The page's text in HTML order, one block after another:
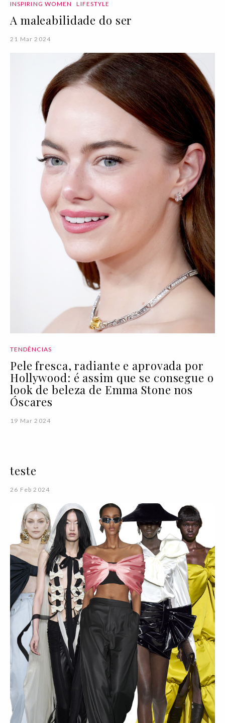
INSPIRING WOMEN LIFESTYLE
A maleabilidade do ser
21 Mar 2024
TENDÊNCIAS
Pele fresca, radiante e aprovada por
Hollywood: é assim que se consegue o
look de beleza de Emma Stone nos
Óscares
19 Mar 2024
teste
26 Feb 2024